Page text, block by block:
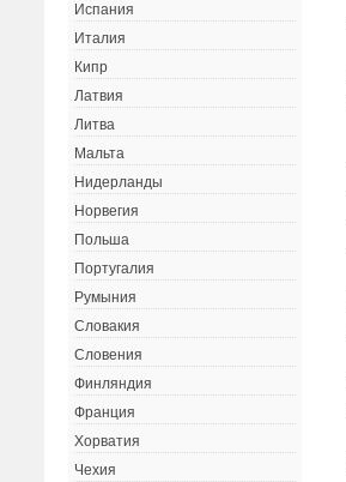
Испания
Италия
Кипр
Латвия
Литва
Мальта
Нидерланды
Норвегия
Польша
Португалия
Румыния
Словакия
Словения
Финляндия
Франция
Хорватия
Чехия